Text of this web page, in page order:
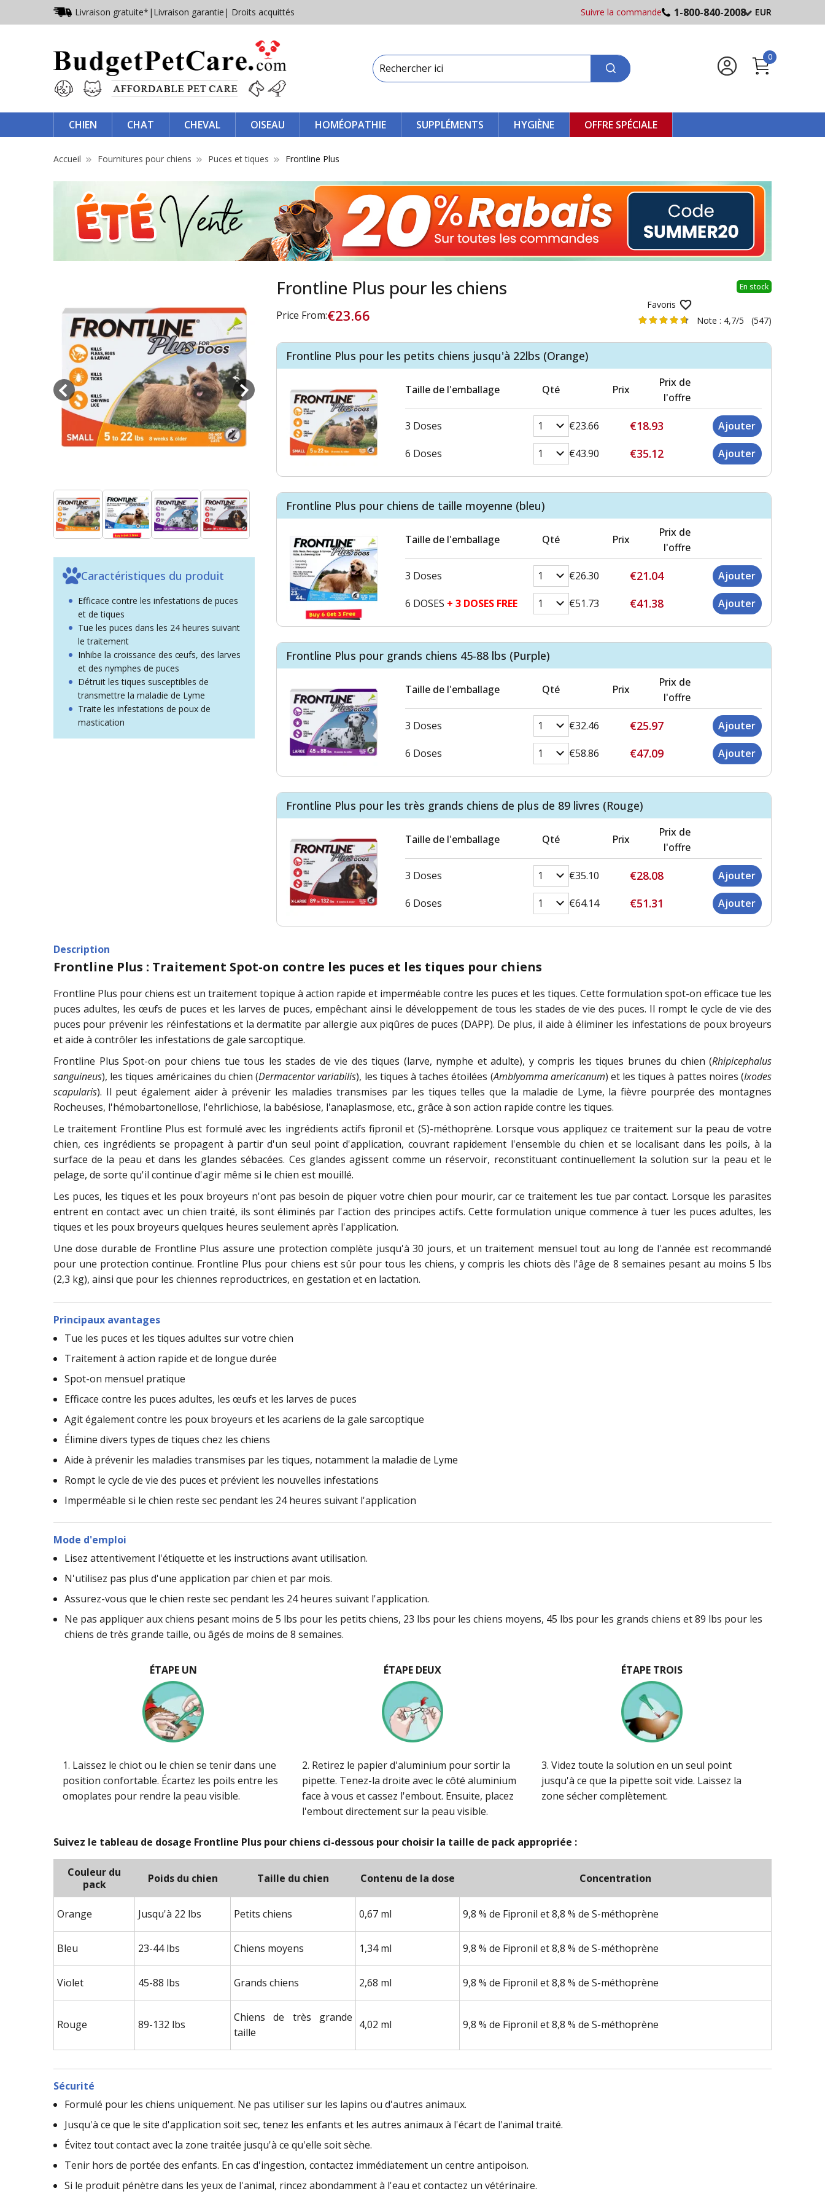
Livraison gratuite* | Livraison garantie | Droits acquittés Suivre la commande 1-800-840-2008 EUR
0
CHIEN CHAT CHEVAL OISEAU HOMÉOPATHIE SUPPLÉMENTS HYGIÈNE OFFRE SPÉCIALE
Accueil Fournitures pour chiens Puces et tiques Frontline Plus
Caractéristiques du produit
Efficace contre les infestations de puces
et de tiques
Tue les puces dans les 24 heures suivant
le traitement
Inhibe la croissance des œufs, des larves
et des nymphes de puces
Détruit les tiques susceptibles de
transmettre la maladie de Lyme
Traite les infestations de poux de
mastication
En stock
Frontline Plus pour les chiens
Price From:€23.66
Favoris
Note : 4,7/5 (547)
Frontline Plus pour les petits chiens jusqu'à 22lbs (Orange)
Taille de l'emballage Qté Prix
Prix de
l'offre
3 Doses €23.66 €18.93
6 Doses €43.90 €35.12
Frontline Plus pour chiens de taille moyenne (bleu)
Taille de l'emballage Qté Prix
Prix de
l'offre
3 Doses €26.30 €21.04
6 DOSES + 3 DOSES FREE €51.73 €41.38
Frontline Plus pour grands chiens 45-88 lbs (Purple)
Taille de l'emballage Qté Prix
Prix de
l'offre
3 Doses €32.46 €25.97
6 Doses €58.86 €47.09
Frontline Plus pour les très grands chiens de plus de 89 livres (Rouge)
Taille de l'emballage Qté Prix
Prix de
l'offre
3 Doses €35.10 €28.08
6 Doses €64.14 €51.31
Description
Frontline Plus : Traitement Spot-on contre les puces et les tiques pour chiens
Frontline Plus pour chiens est un traitement topique à action rapide et imperméable contre les puces et les tiques. Cette formulation spot-on efficace tue les
puces adultes, les œufs de puces et les larves de puces, empêchant ainsi le développement de tous les stades de vie des puces. Il rompt le cycle de vie des
puces pour prévenir les réinfestations et la dermatite par allergie aux piqûres de puces (DAPP). De plus, il aide à éliminer les infestations de poux broyeurs
et aide à contrôler les infestations de gale sarcoptique.
Frontline Plus Spot-on pour chiens tue tous les stades de vie des tiques (larve, nymphe et adulte), y compris les tiques brunes du chien (Rhipicephalus
sanguineus), les tiques américaines du chien (Dermacentor variabilis), les tiques à taches étoilées (Amblyomma americanum) et les tiques à pattes noires (Ixodes
scapularis). Il peut également aider à prévenir les maladies transmises par les tiques telles que la maladie de Lyme, la fièvre pourprée des montagnes
Rocheuses, l'hémobartonellose, l'ehrlichiose, la babésiose, l'anaplasmose, etc., grâce à son action rapide contre les tiques.
Le traitement Frontline Plus est formulé avec les ingrédients actifs fipronil et (S)-méthoprène. Lorsque vous appliquez ce traitement sur la peau de votre
chien, ces ingrédients se propagent à partir d'un seul point d'application, couvrant rapidement l'ensemble du chien et se localisant dans les poils, à la
surface de la peau et dans les glandes sébacées. Ces glandes agissent comme un réservoir, reconstituant continuellement la solution sur la peau et le
pelage, de sorte qu'il continue d'agir même si le chien est mouillé.
Les puces, les tiques et les poux broyeurs n'ont pas besoin de piquer votre chien pour mourir, car ce traitement les tue par contact. Lorsque les parasites
entrent en contact avec un chien traité, ils sont éliminés par l'action des principes actifs. Cette formulation unique commence à tuer les puces adultes, les
tiques et les poux broyeurs quelques heures seulement après l'application.
Une dose durable de Frontline Plus assure une protection complète jusqu'à 30 jours, et un traitement mensuel tout au long de l'année est recommandé
pour une protection continue. Frontline Plus pour chiens est sûr pour tous les chiens, y compris les chiots dès l'âge de 8 semaines pesant au moins 5 lbs
(2,3 kg), ainsi que pour les chiennes reproductrices, en gestation et en lactation.
Principaux avantages
Tue les puces et les tiques adultes sur votre chien
Traitement à action rapide et de longue durée
Spot-on mensuel pratique
Efficace contre les puces adultes, les œufs et les larves de puces
Agit également contre les poux broyeurs et les acariens de la gale sarcoptique
Élimine divers types de tiques chez les chiens
Aide à prévenir les maladies transmises par les tiques, notamment la maladie de Lyme
Rompt le cycle de vie des puces et prévient les nouvelles infestations
Imperméable si le chien reste sec pendant les 24 heures suivant l'application
Mode d'emploi
Lisez attentivement l'étiquette et les instructions avant utilisation.
N'utilisez pas plus d'une application par chien et par mois.
Assurez-vous que le chien reste sec pendant les 24 heures suivant l'application.
Ne pas appliquer aux chiens pesant moins de 5 lbs pour les petits chiens, 23 lbs pour les chiens moyens, 45 lbs pour les grands chiens et 89 lbs pour les
chiens de très grande taille, ou âgés de moins de 8 semaines.
ÉTAPE UN
1. Laissez le chiot ou le chien se tenir dans une
position confortable. Écartez les poils entre les
omoplates pour rendre la peau visible.
ÉTAPE DEUX
2. Retirez le papier d'aluminium pour sortir la
pipette. Tenez-la droite avec le côté aluminium
face à vous et cassez l'embout. Ensuite, placez
l'embout directement sur la peau visible.
ÉTAPE TROIS
3. Videz toute la solution en un seul point
jusqu'à ce que la pipette soit vide. Laissez la
zone sécher complètement.
Suivez le tableau de dosage Frontline Plus pour chiens ci-dessous pour choisir la taille de pack appropriée :
Couleur du
pack
Poids du chien Taille du chien Contenu de la dose Concentration
Orange Jusqu'à 22 lbs Petits chiens 0,67 ml 9,8 % de Fipronil et 8,8 % de S-méthoprène
Bleu 23-44 lbs Chiens moyens 1,34 ml 9,8 % de Fipronil et 8,8 % de S-méthoprène
Violet 45-88 lbs Grands chiens 2,68 ml 9,8 % de Fipronil et 8,8 % de S-méthoprène
Rouge 89-132 lbs
Chiens de très grande
taille
4,02 ml 9,8 % de Fipronil et 8,8 % de S-méthoprène
Sécurité
Formulé pour les chiens uniquement. Ne pas utiliser sur les lapins ou d'autres animaux.
Jusqu'à ce que le site d'application soit sec, tenez les enfants et les autres animaux à l'écart de l'animal traité.
Évitez tout contact avec la zone traitée jusqu'à ce qu'elle soit sèche.
Tenir hors de portée des enfants. En cas d'ingestion, contactez immédiatement un centre antipoison.
Si le produit pénètre dans les yeux de l'animal, rincez abondamment à l'eau et contactez un vétérinaire.